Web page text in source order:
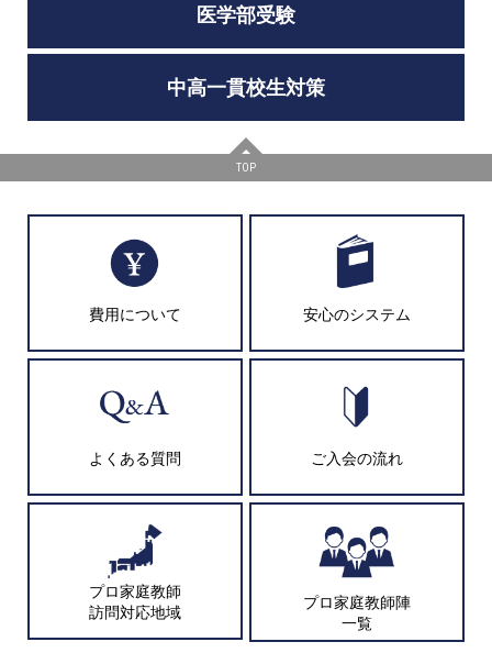
医学部受験
中高一貫校生対策
TOP
費用について 安心のシステム
よくある質問 ご入会の流れ
プロ家庭教師
訪問対応地域
プロ家庭教師陣
一覧